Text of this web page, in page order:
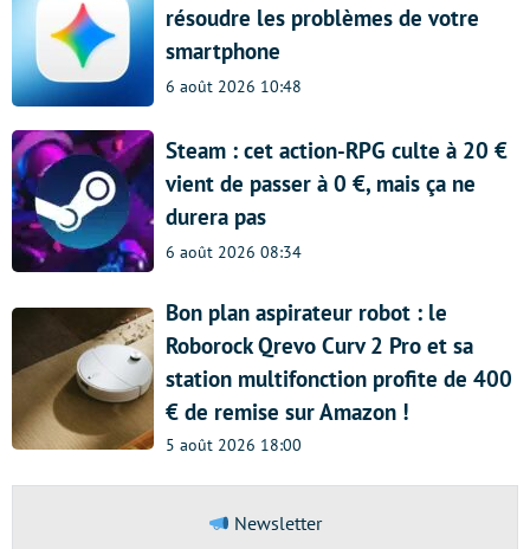
résoudre les problèmes de votre
smartphone
6 août 2026 10:48
Steam : cet action-RPG culte à 20 €
vient de passer à 0 €, mais ça ne
durera pas
6 août 2026 08:34
Bon plan aspirateur robot : le
Roborock Qrevo Curv 2 Pro et sa
station multifonction profite de 400
€ de remise sur Amazon !
5 août 2026 18:00
Newsletter